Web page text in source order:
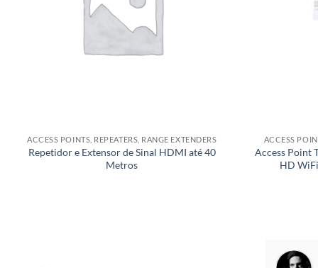
ACCESS POINTS, REPEATERS, RANGE EXTENDERS
Repetidor e Extensor de Sinal HDMI até 40
Metros
ACCESS
Access Point
HD